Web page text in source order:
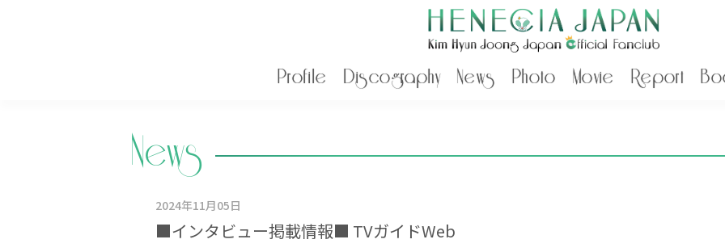
Profile Discography News Photo Movie Report
News
2024年11月05日
■インタビュー掲載情報■ TVガイドWeb